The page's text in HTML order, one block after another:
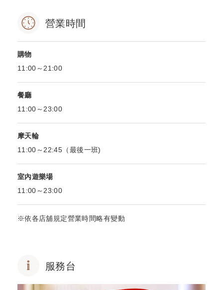
營業時間
購物
11:00～21:00
餐廳
11:00～23:00
摩天輪
11:00～22:45（最後一班)
室內遊樂場
11:00～23:00
※依各店舖規定營業時間略有變動
服務台